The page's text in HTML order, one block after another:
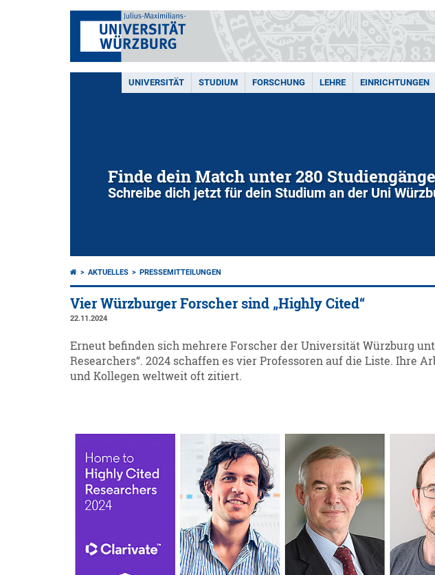
UNIVERSITÄT STUDIUM FORSCHUNG LEHRE EINRICHTUNGEN
Finde dein Match unter 280
Schreibe dich jetzt für dein Studium an der Uni
AKTUELLES PRESSEMITTEILUNGEN
Vier Würzburger Forscher sind „Highly Cited“
22.11.2024
Erneut befinden sich mehrere Forscher der Universität Würzburg
Researchers“. 2024 schaffen es vier Professoren auf die Liste. Ihre
und Kollegen weltweit oft zitiert.